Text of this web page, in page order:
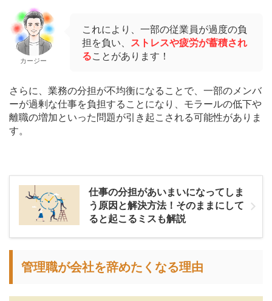
カージー
これにより、一部の従業員が過度の負
担を負い、 ストレスや疲労が蓄積され
ることがあります！
さらに、業務の分担が不均衡になることで、一部のメンバ
ーが過剰な仕事を負担することになり、モラールの低下や
離職の増加といった問題が引き起こされる可能性がありま
す。
仕事の分担があいまいになってしま
う原因と解決方法！そのままにして
ると起こるミスも解説
管理職が会社を辞めたくなる理由